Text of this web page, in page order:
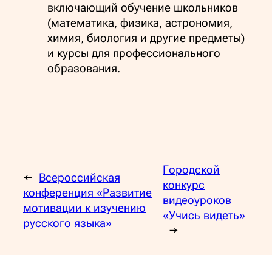
включающий обучение школьников
(математика, физика, астрономия,
химия, биология и другие предметы)
и курсы для профессионального
образования.
← Всероссийская
конференция «Развитие
мотивации к изучению
русского языка»
Городской
конкурс
видеоуроков
«Учись видеть»
→